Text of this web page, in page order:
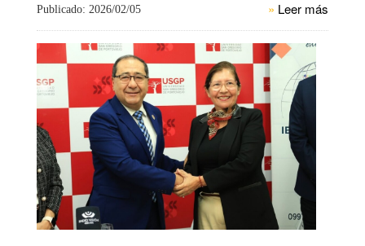
Publicado: 2026/02/05 » Leer más